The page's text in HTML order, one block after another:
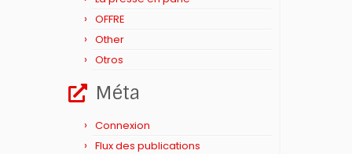
OFFRE
Other
Otros
Méta
Connexion
Flux des publications